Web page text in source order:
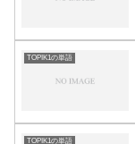
TOPIK1の単語
TOPIK1の単語